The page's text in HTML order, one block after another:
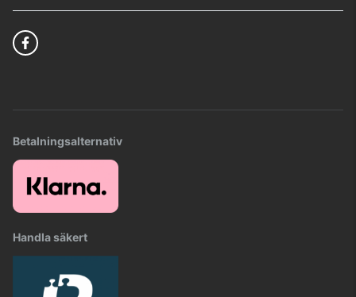
Betalningsalternativ
Handla säkert